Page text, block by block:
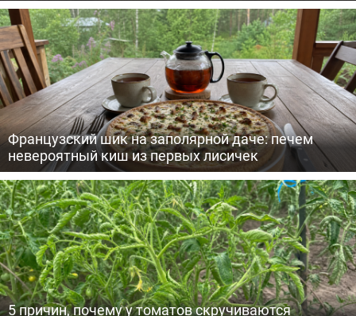
Французский шик на заполярной даче: печем
невероятный киш из первых лисичек
5 причин, почему у томатов скручиваются